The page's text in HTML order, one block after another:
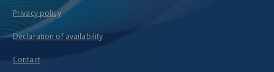
Privacy policy
Declaration of availability
Contact